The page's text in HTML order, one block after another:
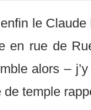
le
en rue de
alors –
temple